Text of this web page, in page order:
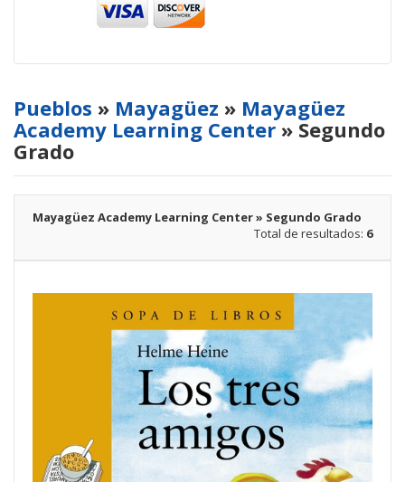
Pueblos » Mayagüez » Mayagüez
Academy Learning Center» Segundo
Grado
Mayagüez Academy Learning Center » Segundo Grado
Total de resultados: 6